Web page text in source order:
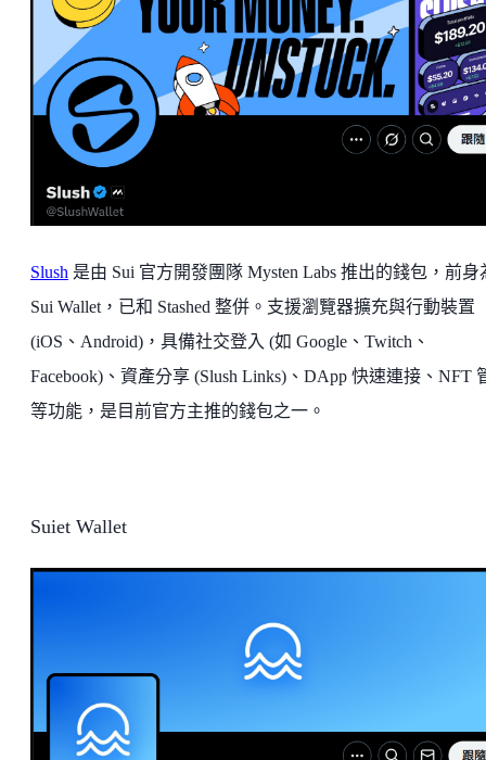
Slush 是由 Sui 官方開發團隊 Mysten Labs 推出的錢包，前身
Sui Wallet，已和 Stashed 整併。支援瀏覽器擴充與行動裝置
(iOS、Android)，具備社交登入 (如 Google、Twitch、
Facebook)、資產分享 (Slush Links)、DApp 快速連接、NFT
等功能，是目前官方主推的錢包之一。
Suiet Wallet